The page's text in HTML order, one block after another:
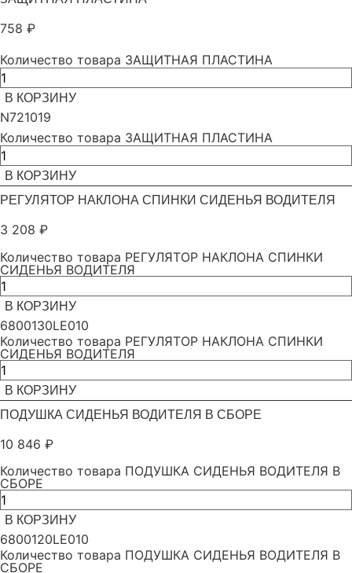
758 ₽
Количество товара ЗАЩИТНАЯ ПЛАСТИНА
В КОРЗИНУ
N721019
Количество товара ЗАЩИТНАЯ ПЛАСТИНА
В КОРЗИНУ
РЕГУЛЯТОР НАКЛОНА СПИНКИ СИДЕНЬЯ ВОДИТЕЛЯ
3 208 ₽
Количество товара РЕГУЛЯТОР НАКЛОНА СПИНКИ
СИДЕНЬЯ ВОДИТЕЛЯ
В КОРЗИНУ
6800130LE010
Количество товара РЕГУЛЯТОР НАКЛОНА СПИНКИ
СИДЕНЬЯ ВОДИТЕЛЯ
В КОРЗИНУ
ПОДУШКА СИДЕНЬЯ ВОДИТЕЛЯ В СБОРЕ
10 846 ₽
Количество товара ПОДУШКА СИДЕНЬЯ ВОДИТЕЛЯ В
СБОРЕ
В КОРЗИНУ
6800120LE010
Количество товара ПОДУШКА СИДЕНЬЯ ВОДИТЕЛЯ В
СБОРЕ